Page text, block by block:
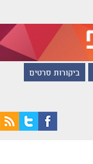
ביקורות סרטים